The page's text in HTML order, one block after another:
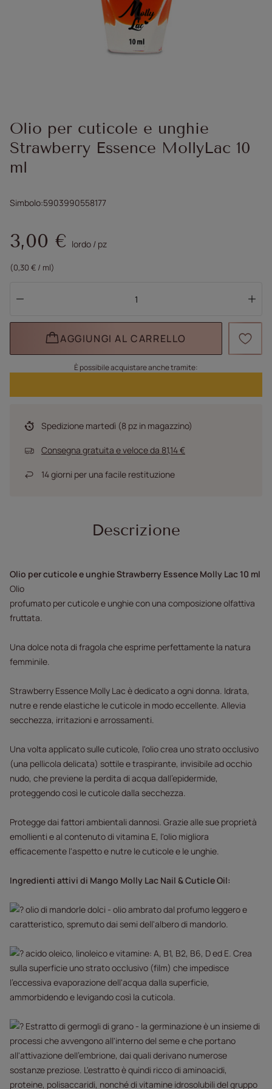
Olio per cuticole e unghie
Strawberry Essence MollyLac 10
ml
Simbolo 5903990558177
3,00 € lordo / pz
(0,30 € / ml)
AGGIUNGI AL CARRELLO
È possibile acquistare anche tramite:
Spedizione martedì (8 pz in magazzino)
Consegna gratuita e veloceda 81,14 €
14giorni per una facile restituzione
Descrizione
Olio per cuticole e unghie Strawberry Essence Molly Lac 10 ml
Olio
profumato per cuticole e unghie con una composizione olfattiva
fruttata.
Una dolce nota di fragola che esprime perfettamente la natura
femminile.
Strawberry Essence Molly Lac è dedicato a ogni donna. Idrata,
nutre e rende elastiche le cuticole in modo eccellente. Allevia
secchezza, irritazioni e arrossamenti.
Una volta applicato sulle cuticole, l'olio crea uno strato occlusivo
(una pellicola delicata) sottile e traspirante, invisibile ad occhio
nudo, che previene la perdita di acqua dall'epidermide,
proteggendo così le cuticole dalla secchezza.
Protegge dai fattori ambientali dannosi. Grazie alle sue proprietà
emollienti e al contenuto di vitamina E, l'olio migliora
efficacemente l'aspetto e nutre le cuticole e le unghie.
Ingredienti attivi di Mango Molly Lac Nail & Cuticle Oil:
olio di mandorle dolci - olio ambrato dal profumo leggero e
caratteristico, spremuto dai semi dell'albero di mandorlo.
acido oleico, linoleico e vitamine: A, B1, B2, B6, D ed E. Crea
sulla superficie uno strato occlusivo (film) che impedisce
l'eccessiva evaporazione dell'acqua dalla superficie,
ammorbidendo e levigando così la cuticola.
Estratto di germogli di grano - la germinazione è un insieme di
processi che avvengono all'interno del seme e che portano
all'attivazione dell'embrione, dai quali derivano numerose
sostanze preziose. L'estratto è quindi ricco di aminoacidi,
proteine, polisaccaridi, nonché di vitamine idrosolubili del gruppo